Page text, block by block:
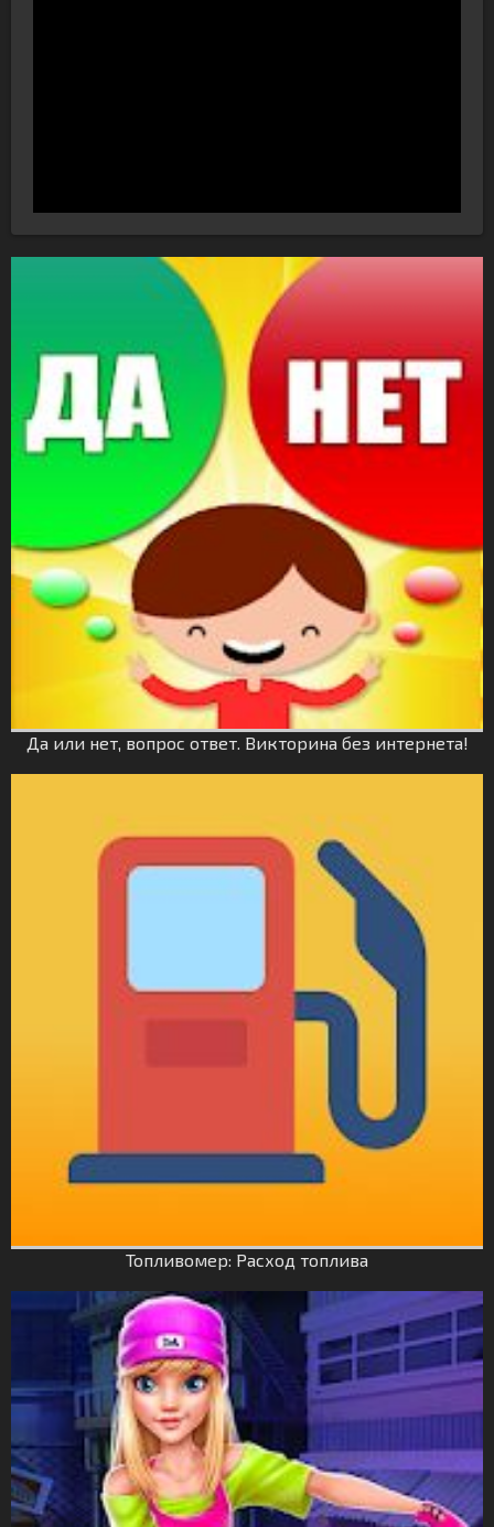
Да или нет, вопрос ответ. Викторина без интернета!
Топливомер: Расход топлива